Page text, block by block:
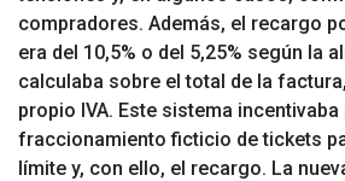
compradores. Además, el recargo
era del 10,5% o del 5,25% según la
calculaba sobre el total de la
propio IVA. Este sistema
fraccionamiento ficticio de tickets
límite y, con ello, el recargo. La